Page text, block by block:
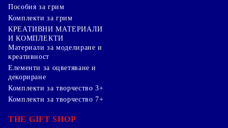
Пособия за грим
Комплекти за грим
КРЕАТИВНИ МАТЕРИАЛИ
И КОМПЛЕКТИ
Mатериали за моделиране и
креативност
Елементи за оцветяване и
декориране
Комплекти за творчество 3+
Комплекти за творчество 7+
THE GIFT SHOP